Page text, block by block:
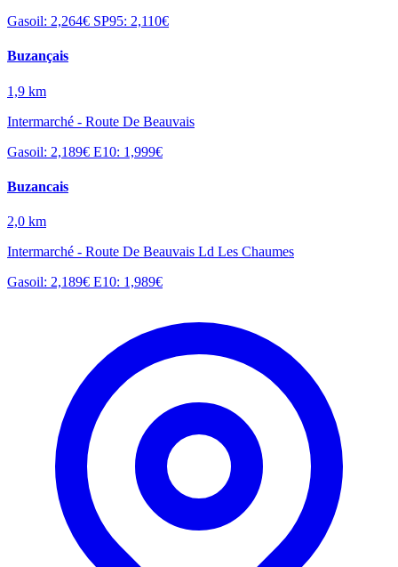
Gasoil: 2,264€ SP95: 2,110€
Buzançais
1,9 km
Intermarché - Route De Beauvais
Gasoil: 2,189€ E10: 1,999€
Buzancais
2,0 km
Intermarché - Route De Beauvais Ld Les Chaumes
Gasoil: 2,189€ E10: 1,989€